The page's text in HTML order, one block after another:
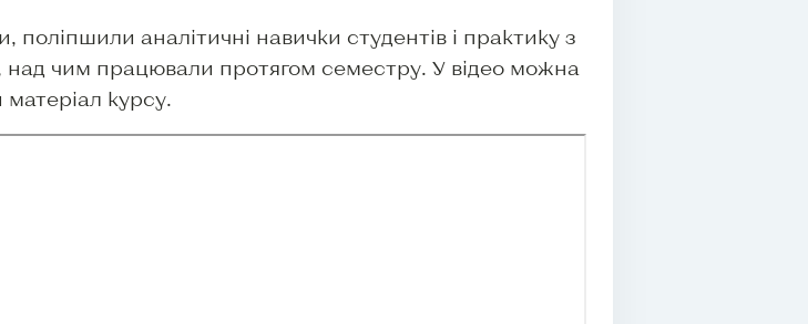
аналітичні навички студентів і практику з
чим працювали протягом семестру. У відео можна
курсу.